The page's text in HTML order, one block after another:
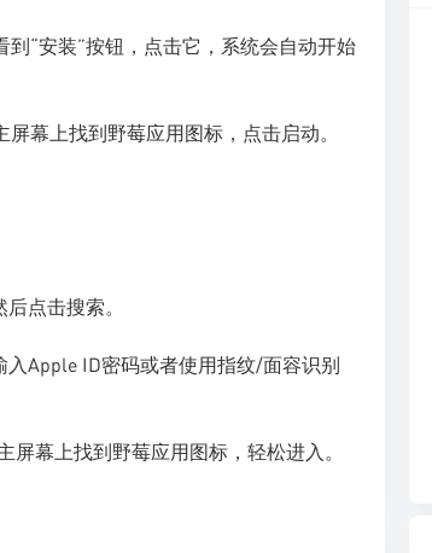
“安装”按钮，点击它，系统会自动开始
幕上找到野莓应用图标，点击启动。
点击搜索。
Apple ID密码或者使用指纹/面容识别
幕上找到野莓应用图标，轻松进入。